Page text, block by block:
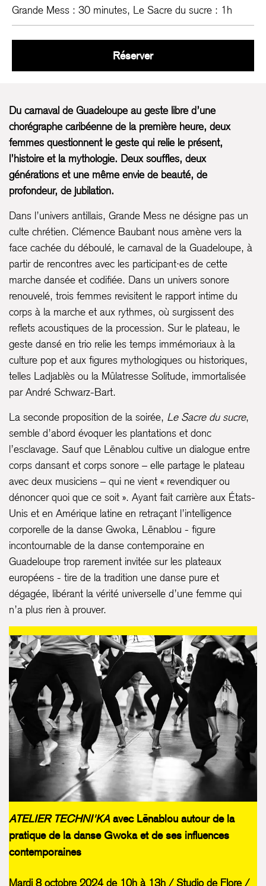
Grande Mess : 30 minutes, Le Sacre du sucre : 1h
RéserverGrande Mess / Le
Du carnaval de Guadeloupe au geste libre d’une
chorégraphe caribéenne de la première heure, deux
femmes questionnent le geste qui relie le présent,
l’histoire et la mythologie. Deux souffles, deux
générations et une même envie de beauté, de
profondeur, de jubilation.
Dans l’univers antillais, Grande Mess ne désigne pas un
culte chrétien. Clémence Baubant nous amène vers la
face cachée du déboulé, le carnaval de la Guadeloupe, à
partir de rencontres avec les participant·es de cette
marche dansée et codifiée. Dans un univers sonore
renouvelé, trois femmes revisitent le rapport intime du
corps à la marche et aux rythmes, où surgissent des
reflets acoustiques de la procession. Sur le plateau, le
geste dansé en trio relie les temps immémoriaux à la
culture pop et aux figures mythologiques ou historiques,
telles Ladjablès ou la Mûlatresse Solitude, immortalisée
par André Schwarz-Bart.
La seconde proposition de la soirée, Le Sacre du sucre,
semble d’abord évoquer les plantations et donc
l’esclavage. Sauf que Lēnablou cultive un dialogue entre
corps dansant et corps sonore – elle partage le plateau
avec deux musiciens – qui ne vient « revendiquer ou
dénoncer quoi que ce soit ». Ayant fait carrière aux États-
Unis et en Amérique latine en retraçant l’intelligence
corporelle de la danse Gwoka, Lēnablou - figure
incontournable de la danse contemporaine en
Guadeloupe trop rarement invitée sur les plateaux
européens - tire de la tradition une danse pure et
dégagée, libérant la vérité universelle d’une femme qui
n’a plus rien à prouver.
ATELIER TECHNI'KAavec Lēnablou autour de la
pratique de la danse Gwoka et de ses influences
contemporaines
Mardi 8 octobre 2024 de 10h à 13h / Studio de Flore /